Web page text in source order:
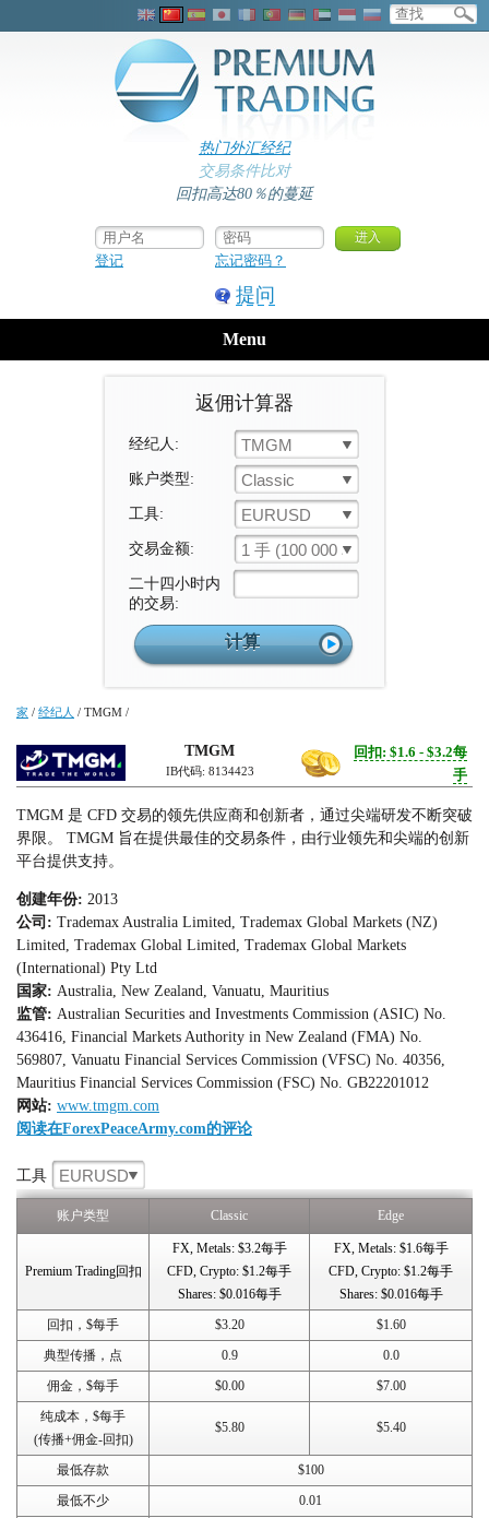
热门外汇经纪
交易条件比对
回扣高达80％的蔓延
登记 忘记密码？
提问
Menu
返佣计算器
经纪人: TMGM
账户类型: Classic
工具: EURUSD
交易金额: 1 手 (100 000 单位)
二十四小时内
的交易:
家 / 经纪人 / TMGM /
TMGM
IB代码: 8134423
回扣: $1.6 - $3.2每
手
TMGM 是 CFD 交易的领先供应商和创新者，通过尖端研发不断突破
界限。 TMGM 旨在提供最佳的交易条件，由行业领先和尖端的创新
平台提供支持。
创建年份: 2013
公司: Trademax Australia Limited, Trademax Global Markets (NZ)
Limited, Trademax Global Limited, Trademax Global Markets
(International) Pty Ltd
国家: Australia, New Zealand, Vanuatu, Mauritius
监管: Australian Securities and Investments Commission (ASIC) No.
436416, Financial Markets Authority in New Zealand (FMA) No.
569807, Vanuatu Financial Services Commission (VFSC) No. 40356,
Mauritius Financial Services Commission (FSC) No. GB22201012
网站: www.tmgm.com
阅读在ForexPeaceArmy.com的评论
工具 EURUSD
账户类型 Classic Edge
Premium Trading回扣
FX, Metals: $3.2每手
CFD, Crypto: $1.2每手
Shares: $0.016每手
FX, Metals: $1.6每手
CFD, Crypto: $1.2每手
Shares: $0.016每手
回扣，$每手
$3.20
$1.60
典型传播，点
0.9
0.0
佣金，$每手
$0.00
$7.00
纯成本，$每手
(传播+佣金-回扣)
$5.80 $5.40
最低存款
$100
最低不少
0.01